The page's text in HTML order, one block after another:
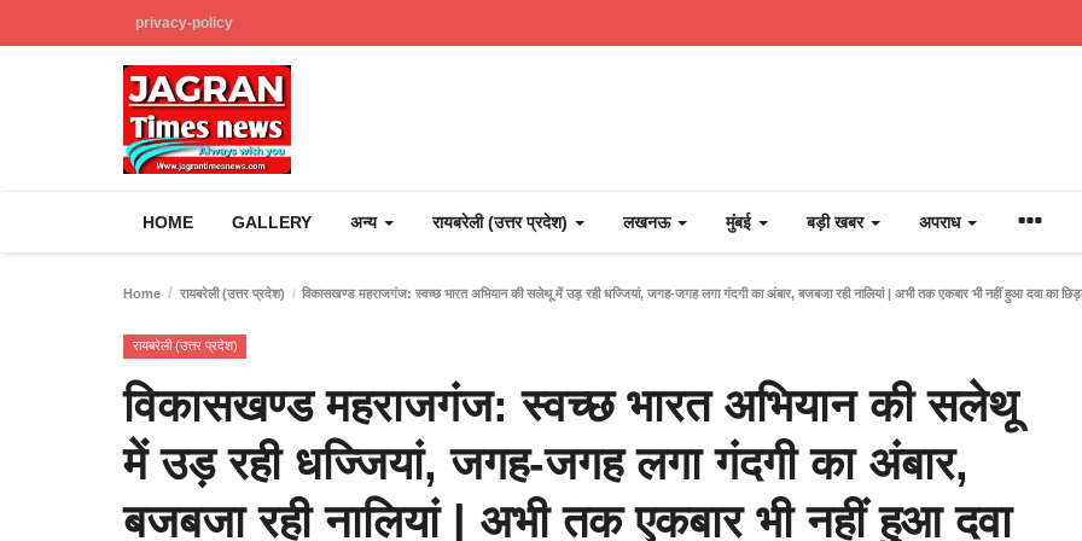
privacy-policy
HOME GALLERY अन्य रायबरेली (उत्तर प्रदेश) लखनऊ मुंबई बड़ी खबर अपराध
Home रायबरेली (उत्तर प्रदेश) विकासखण्ड महराजगंज: स्वच्छ भारत अभियान की सलेथू में उड़ रही धज्जियां, जगह-जगह लगा गंदगी का अंबार, बजबजा रही नालियां | अभी तक एकबार भी नहीं हुआ दवा का
रायबरेली (उत्तर प्रदेश)
विकासखण्ड महराजगंज: स्वच्छ भारत अभियान की सलेथू
में उड़ रही धज्जियां, जगह-जगह लगा गंदगी का अंबार,
बजबजा रही नालियां | अभी तक एकबार भी नहीं हुआ दवा